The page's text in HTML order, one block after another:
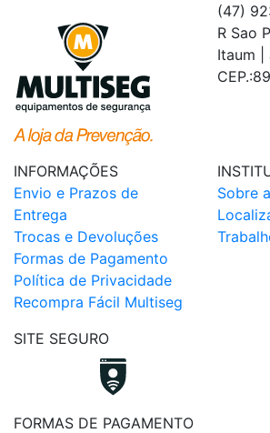
(47)
R Sao
Itaum |
INFORMAÇÕES
Envio e Prazos de
Entrega
Trocas e Devoluções
Formas de Pagamento
Política de Privacidade
Recompra Fácil Multiseg
Sobre
SITE SEGURO
FORMAS DE PAGAMENTO